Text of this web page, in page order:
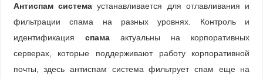
Антиспам системаустанавливается для отлавливания и
фильтрации спама на разных уровнях. Контроль и
идентификация спамаактуальны на корпоративных
серверах, которые поддерживают работу корпоративной
почты, здесь антиспам система фильтрует спам еще на